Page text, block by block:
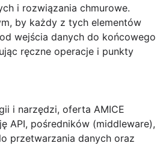
i rozwiązania chmurowe.
by każdy z tych elementów
wejścia danych do końcowego
ręczne operacje i punkty
i narzędzi, oferta AMICE
API, pośredników (middleware),
przetwarzania danych oraz